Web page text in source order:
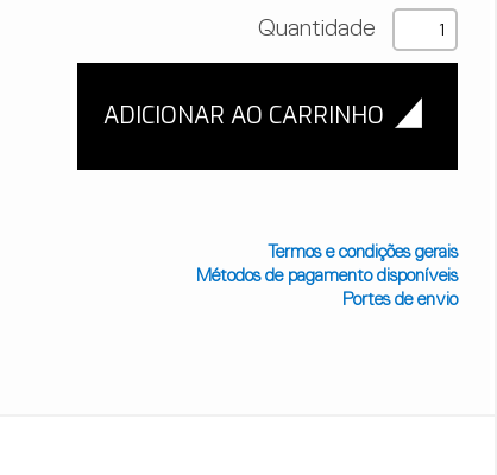
Quantidade
Termos e condições gerais
Métodos de pagamento disponíveis
Portes de envio